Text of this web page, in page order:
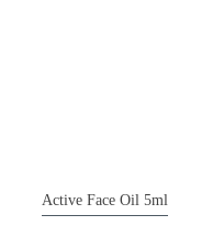
Active Face Oil 5ml